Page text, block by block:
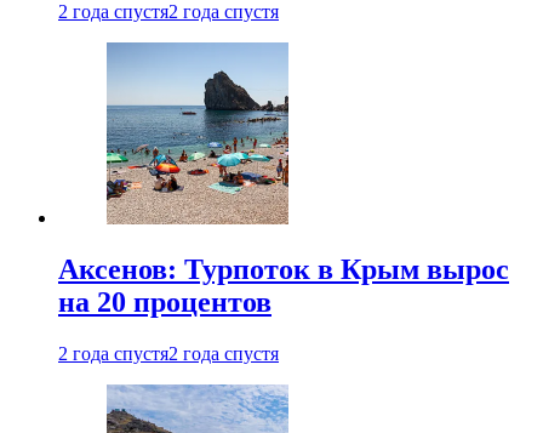
2 года спустя2 года спустя
Аксенов: Турпоток в Крым вырос
на 20 процентов
2 года спустя2 года спустя